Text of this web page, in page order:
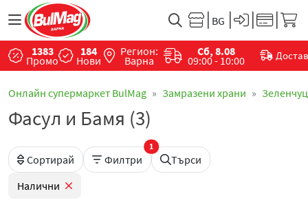
1383
Промо
184
Нови
Регион:
Варна
Сб, 8.08
09:00 - 10:00
Онлайн супермаркет BulMag Замразени храни
Фасул и Бамя (3)
Сортирай Филтри
1
Търси
Налични